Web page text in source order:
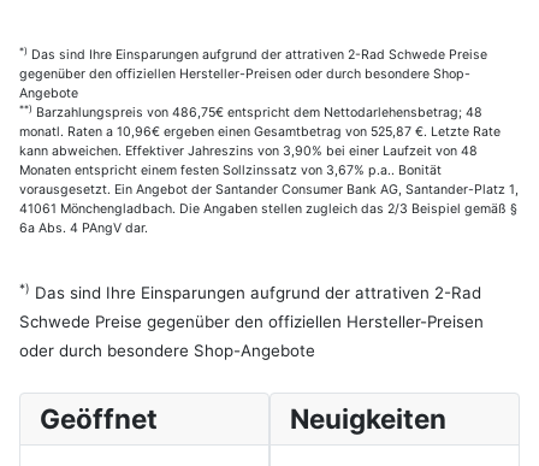
*) Das sind Ihre Einsparungen aufgrund der attrativen 2-Rad Schwede Preise
gegenüber den offiziellen Hersteller-Preisen oder durch besondere Shop-
Angebote
**) Barzahlungspreis von 486,75€ entspricht dem Nettodarlehensbetrag; 48
monatl. Raten a 10,96€ ergeben einen Gesamtbetrag von 525,87 €. Letzte Rate
kann abweichen. Effektiver Jahreszins von 3,90% bei einer Laufzeit von 48
Monaten entspricht einem festen Sollzinssatz von 3,67% p.a.. Bonität
vorausgesetzt. Ein Angebot der Santander Consumer Bank AG, Santander-Platz 1,
41061 Mönchengladbach. Die Angaben stellen zugleich das 2/3 Beispiel gemäß §
6a Abs. 4 PAngV dar.
*) Das sind Ihre Einsparungen aufgrund der attrativen 2-Rad
Schwede Preise gegenüber den offiziellen Hersteller-Preisen
oder durch besondere Shop-Angebote
Geöffnet Neuigkeiten